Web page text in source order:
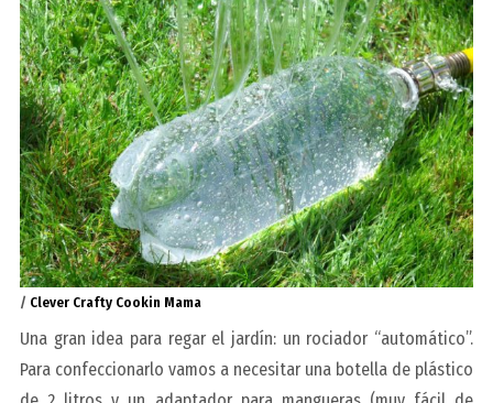
/ Clever Crafty Cookin Mama
Una gran idea para regar el jardín: un rociador “automático”.
Para confeccionarlo vamos a necesitar una botella de plástico